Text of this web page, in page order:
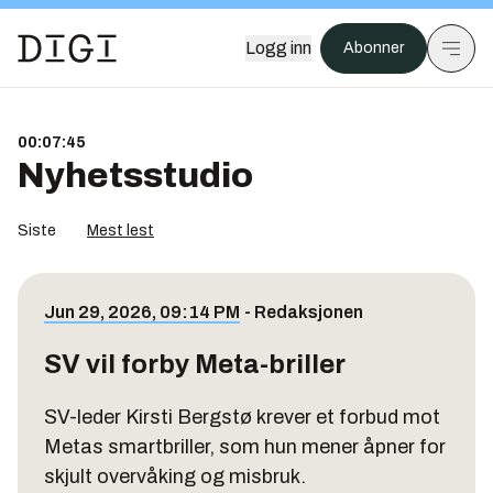
Logg inn Abonner
00:07:45
Nyhetsstudio
Siste Mest lest
Jun 29, 2026, 09:14 PM - Redaksjonen
SV vil forby Meta-briller
SV-leder Kirsti Bergstø krever et forbud mot
Metas smartbriller, som hun mener åpner for
skjult overvåking og misbruk.